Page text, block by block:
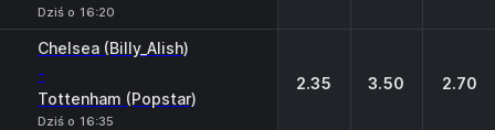
Dziś o 16:20
Chelsea (Billy_Alish)
-
Tottenham (Popstar)
Dziś o 16:35
2.35 3.50 2.70